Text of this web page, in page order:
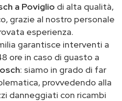
a Poviglio di alta qualità,
grazie al nostro personale
esperienza.
garantisce interventi a
ore in caso di guasto a
: siamo in grado di far
provvedendo alla
danneggiati con ricambi